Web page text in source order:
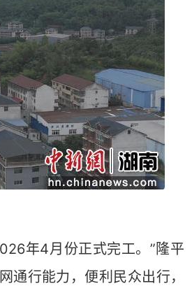
年4月份正式完工。”隆平
通行能力，便利民众出行，